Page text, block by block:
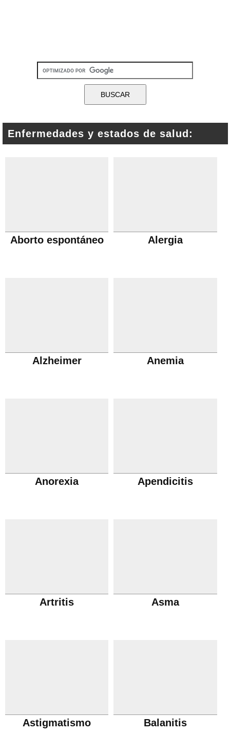
Enfermedades y estados de salud:
Aborto espontáneo Alergia
Alzheimer Anemia
Anorexia Apendicitis
Artritis Asma
Astigmatismo Balanitis